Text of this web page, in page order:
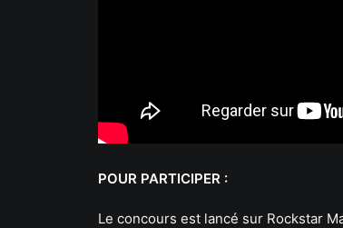
POUR PARTICIPER :
Le concours est lancé sur Rockstar